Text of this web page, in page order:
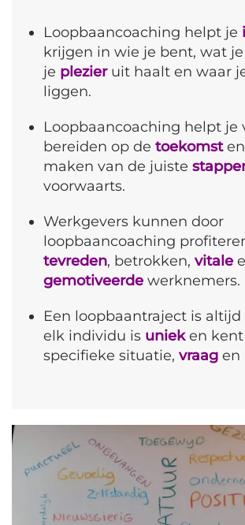
Loopbaancoaching helpt je
krijgen in wie je bent, wat
je plezieruit haalt en waar
liggen.
Loopbaancoaching helpt je
bereiden op de toekomst
maken van de juiste
voorwaarts.
Werkgevers kunnen door
loopbaancoaching
tevreden, betrokken, vitale
gemotiveerde werknemers.
Een loopbaantraject is altijd
elk individu is unieken kent
specifieke situatie, vraag en